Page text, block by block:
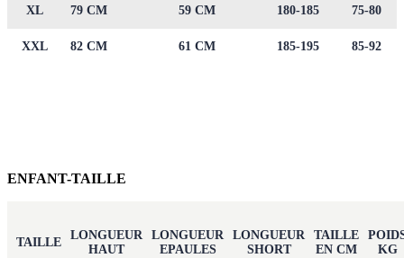
XL 79 CM 59 CM 180-185 75-80
XXL 82 CM 61 CM 185-195 85-92
ENFANT-TAILLE
TAILLE
LONGUEUR
HAUT
LONGUEUR
EPAULES
LONGUEUR
SHORT
TAILLE
EN CM
KG